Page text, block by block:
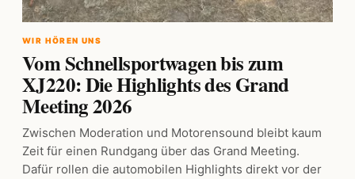
WIR HÖREN UNS
Vom Schnellsportwagen bis zum
XJ220: Die Highlights des Grand
Meeting 2026
Zwischen Moderation und Motorensound bleibt kaum
Zeit für einen Rundgang über das Grand Meeting.
Dafür rollen die automobilen Highlights direkt vor der